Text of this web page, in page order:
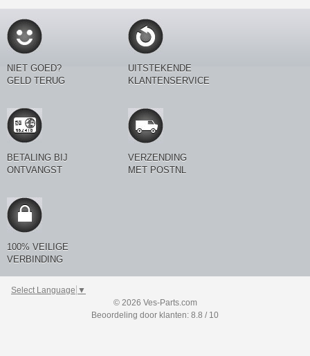
NIET GOED?
GELD TERUG
UITSTEKENDE
KLANTENSERVICE
BETALING BIJ
ONTVANGST
VERZENDING
MET POSTNL
100% VEILIGE
VERBINDING
Select Language ▼
© 2026 Ves-Parts.com
Beoordeling door klanten: 8.8 / 10